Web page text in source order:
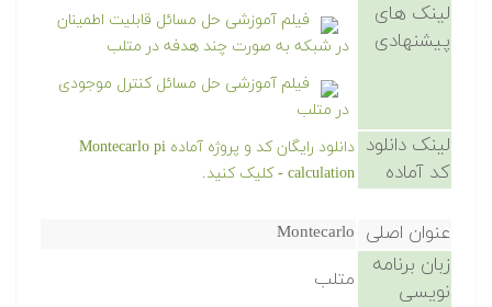
لینک های
پیشنهادی
فیلم آموزشی حل مسائل قابلیت اطمینان
در شبکه به صورت چند هدفه در متلب
فیلم آموزشی حل مسائل کنترل موجودی
در متلب
لینک دانلود
کد آماده
دانلود رایگان کد و پروژه آماده Montecarlo pi
calculation - کلیک کنید.
عنوان اصلی Montecarlo
زبان برنامه
نویسی
متلب